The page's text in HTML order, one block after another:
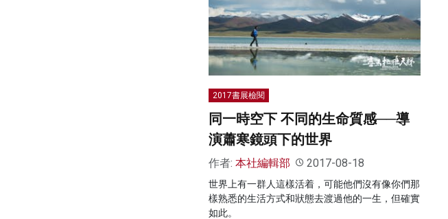
2017書展檢閱
同一時空下 不同的生命質感──導
演蕭寒鏡頭下的世界
作者: 本社編輯部 2017-08-18
世界上有一群人這樣活着，可能他們沒有像你們那
樣熟悉的生活方式和狀態去渡過他的一生，但確實
如此。